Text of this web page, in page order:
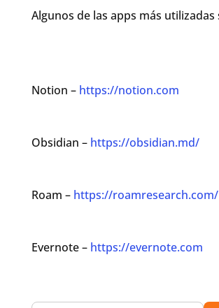
Algunos de las apps más utilizadas
Notion – https://notion.com
Obsidian – https://obsidian.md/
Roam – https://roamresearch.com/
Evernote – https://evernote.com